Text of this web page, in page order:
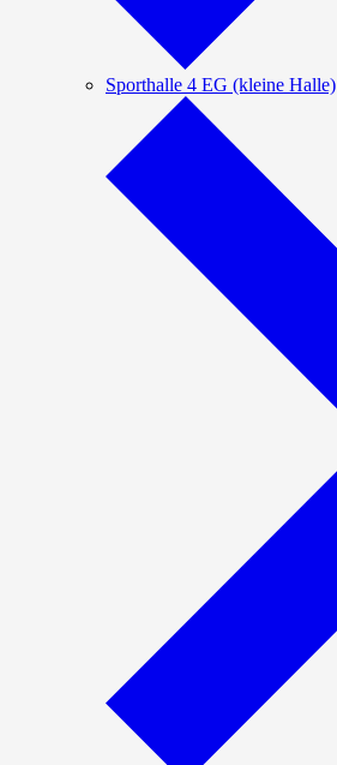
Sporthalle 4 EG (kleine Halle)